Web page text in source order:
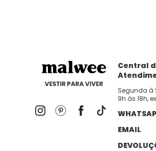
Central
Segunda à
9h às 18h,
EMAIL